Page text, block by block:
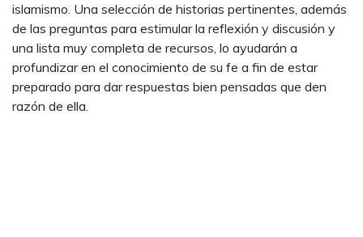
islamismo. Una selección de historias pertinentes, además
de las preguntas para estimular la reflexión y discusión y
una lista muy completa de recursos, lo ayudarán a
profundizar en el conocimiento de su fe a fin de estar
preparado para dar respuestas bien pensadas que den
razón de ella.